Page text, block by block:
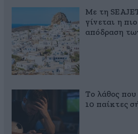
Με τη
γίνεται η
απόδραση
Το λάθος
10 παίκτες